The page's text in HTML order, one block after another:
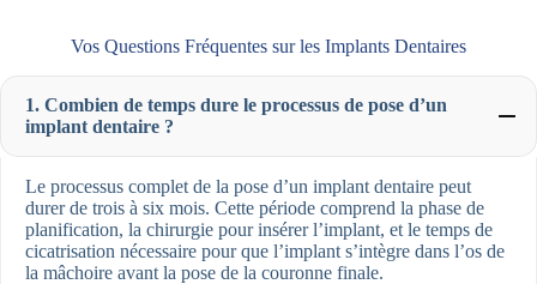
Vos Questions Fréquentes sur les Implants Dentaires
1. Combien de temps dure le processus de pose d’un
implant dentaire ?
Le processus complet de la pose d’un implant dentaire peut
durer de trois à six mois. Cette période comprend la phase de
planification, la chirurgie pour insérer l’implant, et le temps de
cicatrisation nécessaire pour que l’implant s’intègre dans l’os de
la mâchoire avant la pose de la couronne finale.